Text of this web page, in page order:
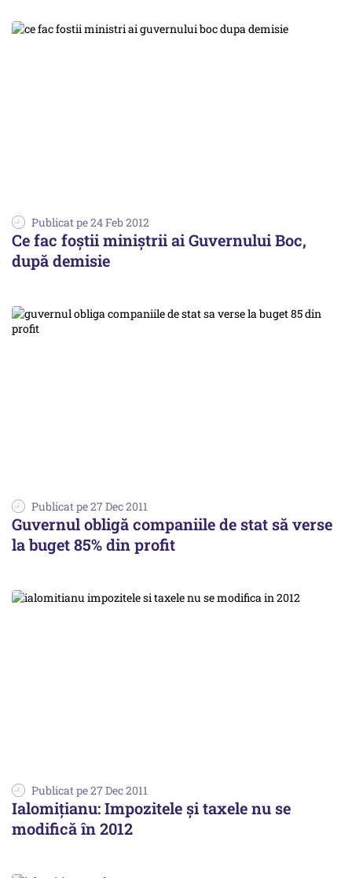
Publicat pe 24 Feb 2012
Ce fac foştii miniştrii ai Guvernului Boc,
după demisie
Publicat pe 27 Dec 2011
Guvernul obligă companiile de stat să verse
la buget 85% din profit
Publicat pe 27 Dec 2011
Ialomiţianu: Impozitele şi taxele nu se
modifică în 2012